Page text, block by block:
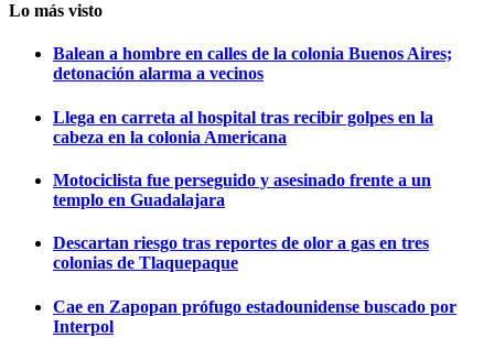
Lo más visto
Balean a hombre en calles de la colonia Buenos Aires;
detonación alarma a vecinos
Llega en carreta al hospital tras recibir golpes en la
cabeza en la colonia Americana
Motociclista fue perseguido y asesinado frente a un
templo en Guadalajara
Descartan riesgo tras reportes de olor a gas en tres
colonias de Tlaquepaque
Cae en Zapopan prófugo estadounidense buscado por
Interpol